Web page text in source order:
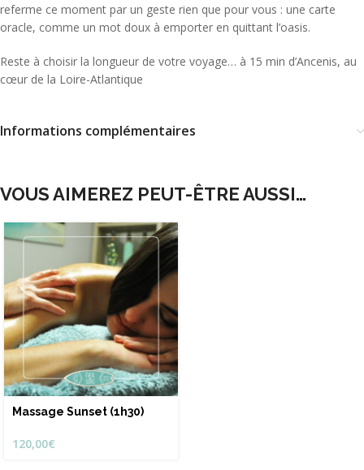
referme ce moment par un geste rien que pour vous : une carte
oracle, comme un mot doux à emporter en quittant l’oasis.
Reste à choisir la longueur de votre voyage… à 15 min d’Ancenis, au
cœur de la Loire-Atlantique
Informations complémentaires
VOUS AIMEREZ PEUT-ÊTRE AUSSI…
Massage Sunset (1h30)
120,00€